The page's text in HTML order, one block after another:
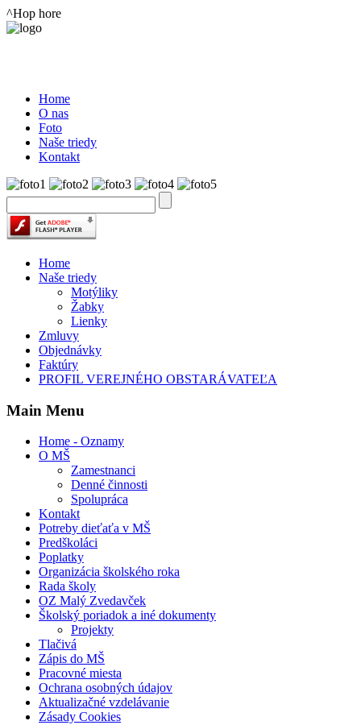
^Hop hore
Home
O nas
Foto
Naše triedy
Kontakt
Home
Naše triedy
Motýliky
Žabky
Lienky
Zmluvy
Objednávky
Faktúry
PROFIL VEREJNÉHO OBSTARÁVATEĽA
Main Menu
Home - Oznamy
O MŠ
Zamestnanci
Denné činnosti
Spolupráca
Kontakt
Potreby dieťaťa v MŠ
Predškoláci
Poplatky
Organizácia školského roka
Rada školy
OZ Malý Zvedavček
Školský poriadok a iné dokumenty
Projekty
Tlačivá
Zápis do MŠ
Pracovné miesta
Ochrana osobných údajov
Aktualizačné vzdelávanie
Zásady Cookies